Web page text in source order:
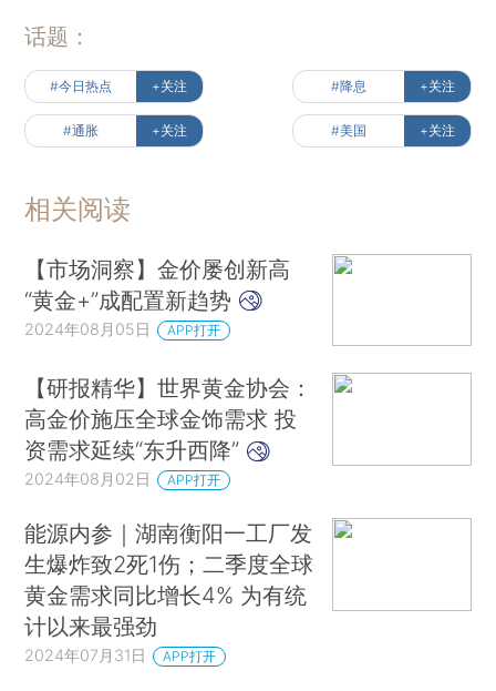
话题：
#今日热点 +关注 #降息 +关注
#通胀 +关注 #美国 +关注
相关阅读
【市场洞察】金价屡创新高
“黄金+”成配置新趋势
2024年08月05日 APP打开
【研报精华】世界黄金协会：
高金价施压全球金饰需求 投
资需求延续“东升西降”
2024年08月02日 APP打开
能源内参｜湖南衡阳一工厂发
生爆炸致2死1伤；二季度全球
黄金需求同比增长4% 为有统
计以来最强劲
2024年07月31日 APP打开